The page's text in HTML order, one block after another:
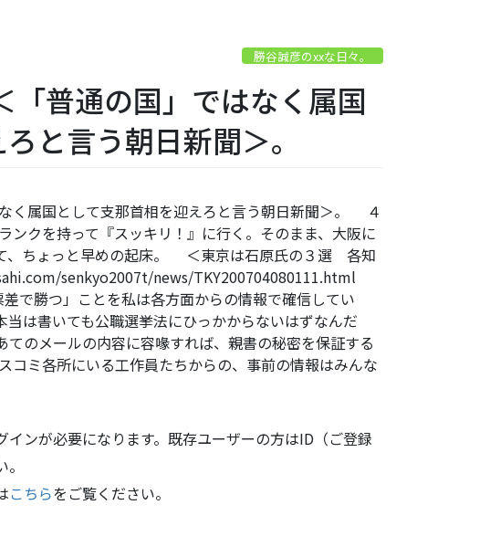
勝谷誠彦のxxな日々。
「普通の国」ではなく属国
と言う朝日新聞＞。
く属国として支那首相を迎えろと言う朝日新聞＞。 ４
クを持って『スッキリ！』に行く。そのまま、大阪に
、ちょっと早めの起床。 ＜東京は石原氏の３選 各知
senkyo2007t/news/TKY200704080111.html
で勝つ」ことを私は各方面からの情報で確信してい
は書いても公職選挙法にひっかからないはずなんだ
のメールの内容に容喙すれば、親書の秘密を保証する
ミ各所にいる工作員たちからの、事前の情報はみんな
ンが必要になります。既存ユーザーの方はID（ご登録
こちらをご覧ください。